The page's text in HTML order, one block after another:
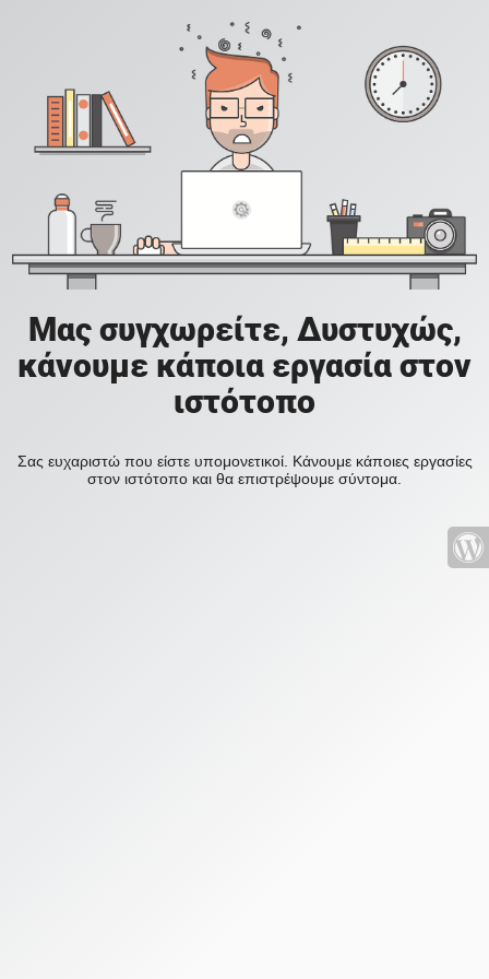
Μας συγχωρείτε, Δυστυχώς,
κάνουμε κάποια εργασία στον
ιστότοπο
Σας ευχαριστώ που είστε υπομονετικοί. Κάνουμε κάποιες εργασίες
στον ιστότοπο και θα επιστρέψουμε σύντομα.